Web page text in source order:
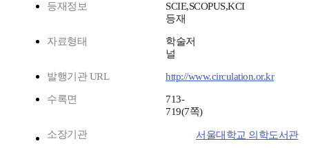
등재정보
SCIE,SCOPUS,KCI
등재
자료형태
학술저
널
발행기관 URL http://www.circulation.or.kr
수록면
713-
719(7쪽)
소장기관 서울대학교 의학도서관